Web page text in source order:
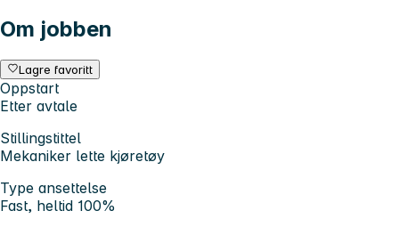
Om jobben
Lagre favoritt
Oppstart
Etter avtale
Stillingstittel
Mekaniker lette kjøretøy
Type ansettelse
Fast, heltid 100%